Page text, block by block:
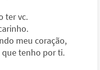
ter vc.
meu coração,
tenho por ti.